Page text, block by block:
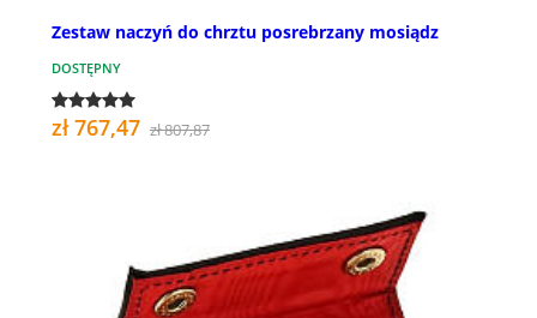
Zestaw naczyń do chrztu posrebrzany mosiądz
DOSTĘPNY
zł 767,47 zł 807,87